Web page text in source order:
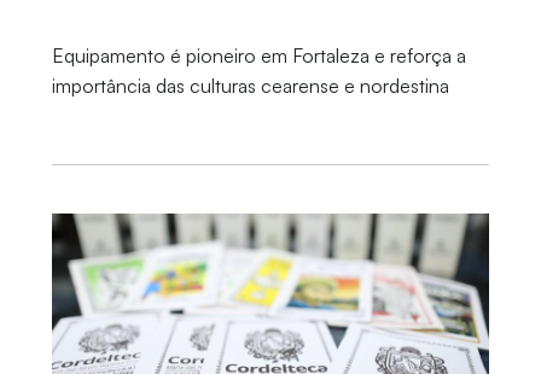
Equipamento é pioneiro em Fortaleza e reforça a
importância das culturas cearense e nordestina